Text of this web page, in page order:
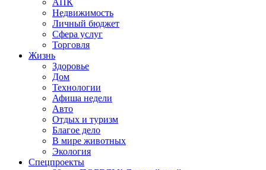
АПК
Недвижимость
Личный бюджет
Сфера услуг
Торговля
Жизнь
Здоровье
Дом
Технологии
Афиша недели
Авто
Отдых и туризм
Благое дело
В мире животных
Экология
Спецпроекты